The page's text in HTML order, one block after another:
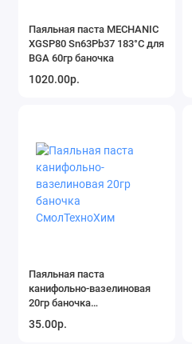
Паяльная паста MECHANIC
XGSP80 Sn63Pb37 183°C для
BGA 60гр баночка
1020.00р.
Паяльная паста
канифольно-вазелиновая
20гр баночка
35.00р.